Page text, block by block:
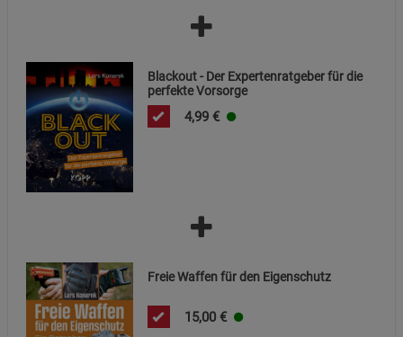
Blackout - Der Expertenratgeber für die
perfekte Vorsorge
4,99 €
Freie Waffen für den Eigenschutz
15,00 €
Statistik Cookies (2)
Beschreibung Statistik Cookies
Cookie-Informationenanzeigen
Marketing Cookies (3)
Beschreibung Marketing Cookies
Cookie-Informationen